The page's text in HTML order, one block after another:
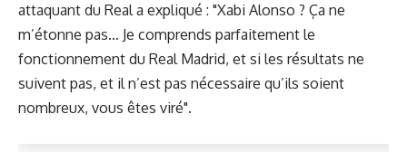
attaquant du Real a expliqué : "Xabi Alonso ? Ça ne
m’étonne pas… Je comprends parfaitement le
fonctionnement du Real Madrid, et si les résultats ne
suivent pas, et il n’est pas nécessaire qu’ils soient
nombreux, vous êtes viré".